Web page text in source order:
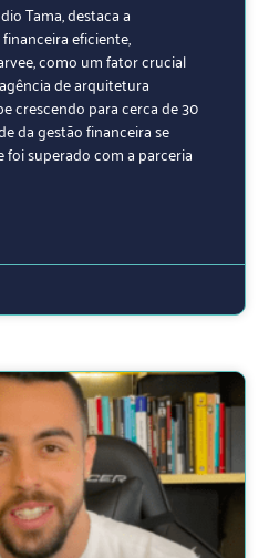
Tama, destaca a
eficiente,
como um fator crucial
de arquitetura
crescendo para cerca de 30
da gestão financeira se
superado com a parceria